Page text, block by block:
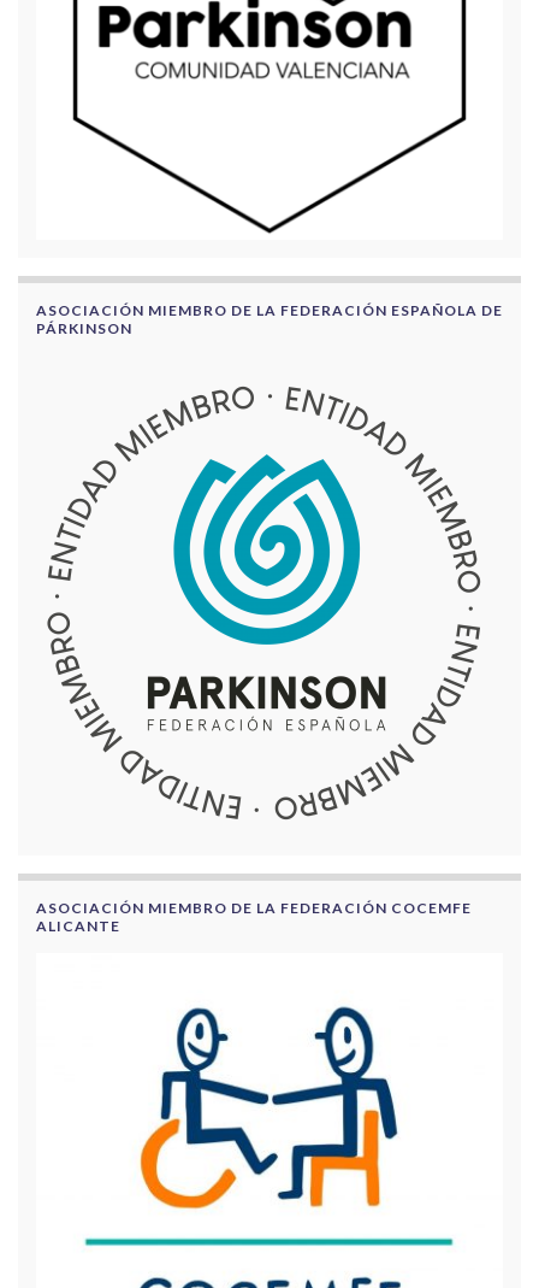
ASOCIACIÓN MIEMBRO DE LA FEDERACIÓN ESPAÑOLA DE
PÁRKINSON
ASOCIACIÓN MIEMBRO DE LA FEDERACIÓN COCEMFE
ALICANTE